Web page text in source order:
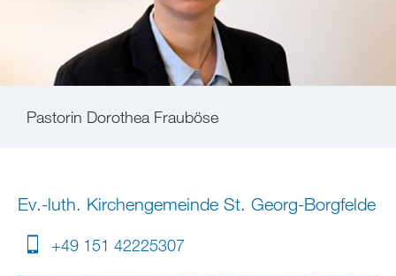
Pastorin Dorothea Frauböse
Ev.-luth. Kirchengemeinde St. Georg-Borgfelde
+49 151 42225307